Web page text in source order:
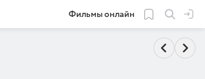
Фильмы онлайн